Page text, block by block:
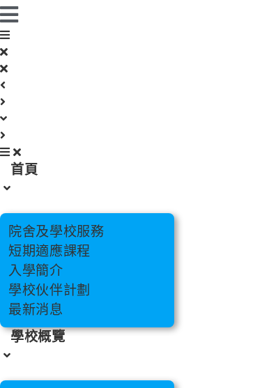
跳
至
主
要
內
容
首頁
院舍及學校服務
短期適應課程
入學簡介
學校伙伴計劃
最新消息
學校概覽